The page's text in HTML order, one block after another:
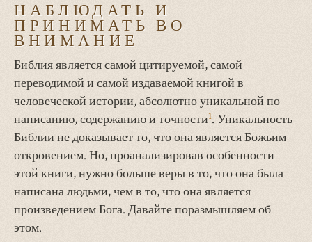
НАБЛЮДАТЬ И
ПРИНИМАТЬ ВО
ВНИМАНИЕ
Библия является самой цитируемой, самой
переводимой и самой издаваемой книгой в
человеческой истории, абсолютно уникальной по
написанию, содержанию и точности1. Уникальность
Библии не доказывает то, что она является Божьим
откровением. Но, проанализировав особенности
этой книги, нужно больше веры в то, что она была
написана людьми, чем в то, что она является
произведением Бога. Давайте поразмышляем об
этом.